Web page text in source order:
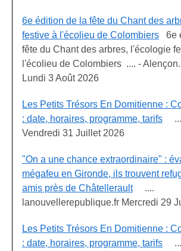
6e édition de la fête du Chant des
festive à l'écolieu de Colombiers 6e
fête du Chant des arbres, l'écologie
l'écolieu de Colombiers .... -
Lundi 3 Août 2026
Les Petits Trésors En Domitienne :
: date, horaires, programme, tarifs
Vendredi 31 Juillet 2026
"On a une chance extraordinaire" :
mégafeu en Gironde, ils trouvent
amis près de Châtellerault....
lanouvellerepublique.fr Mercredi 29
Les Petits Trésors En Domitienne :
: date, horaires, programme, tarifs ....